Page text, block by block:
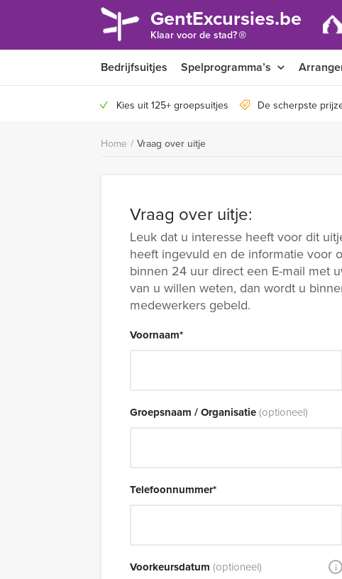
GentExcursies.be
Klaar voor de stad?®
Bedrijfsuitjes Spelprogramma’s
Kies uit 125+ groepsuitjes De scherpste
Home / Vraag over uitje
Vraag over uitje:
Leuk dat u interesse heeft voor dit
heeft ingevuld en de informatie voor
binnen 24 uur direct een E-mail met
van u willen weten, dan wordt u
medewerkers gebeld.
Voornaam*
Groepsnaam / Organisatie(optioneel)
Telefoonnummer*
Voorkeursdatum (optioneel) i